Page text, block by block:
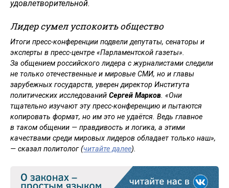
удовлетворительной.
Лидер сумел успокоить общество
Итоги пресс-конференции подвели депутаты, сенаторы и
эксперты в пресс-центре «Парламентской газеты».
За общением российского лидера с журналистами следили
не только отечественные и мировые СМИ, но и главы
зарубежных государств, уверен директор Института
политических исследований Сергей Марков. «Они
тщательно изучают эту пресс-конференцию и пытаются
копировать формат, но им это не удаётся. Ведь главное
в таком общении — правдивость и логика, а этими
качествами среди мировых лидеров обладает только наш»,
— сказал политолог (читайте далее).